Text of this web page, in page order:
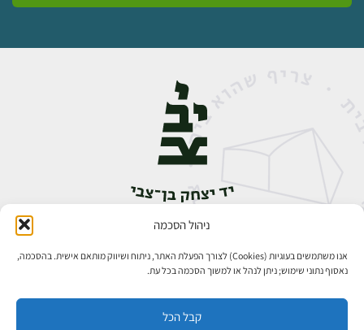
ניהול הסכמה
אנו משתמשים בעוגיות (Cookies) לצורך הפעלת האתר, ניתוח ושיווק מותאם אישית. בהסכמה,
נאסוף נתוני שימוש; ניתן לנהל או למשוך הסכמה בכל עת.
קבל הכל
אבן גבירול 14, רחביה, ירושלים